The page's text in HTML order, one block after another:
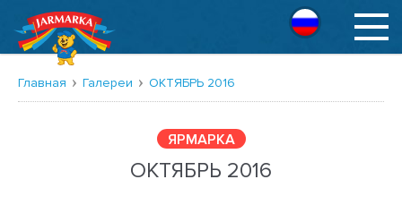
Русский
Главная Галереи ОКТЯБРЬ 2016
ЯРМАРКА
ОКТЯБРЬ 2016